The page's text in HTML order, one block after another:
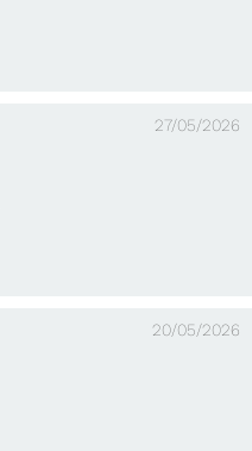
27/05/2026
20/05/2026